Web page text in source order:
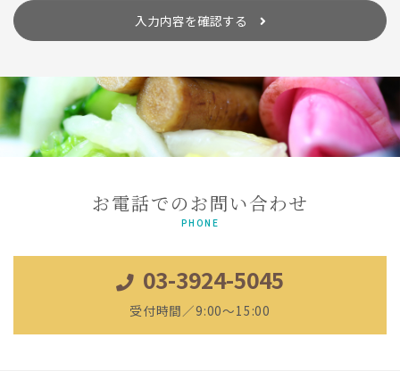
について定め、それに従います。
個人情報は、本人の同意を得た範囲内で利用、提供します。
当社が直接収集または外部から業務を受託する際に入手した個人情
報は、正確な状態に保ち、不正アクセス、紛失・破壊・改ざんおよ
び漏洩等を防止するための措置を講じます。
個人情報の処理を伴う業務を外部から受託する場合は、委託者が個
人情報を入手した際、本人の同意を得た上で、適法かつ公正な手段
によって収集したものであることを確認します。
当社は、個人情報の保護に関係する日本の法令及びその他の規範を
遵守し、本方針の継続的改善に努めます。
本人からのお問い合わせ
本人からの個人情報の取扱いに関するお問い合わせには、妥当な範
囲において、すみやかな対応に努めます。 このページの内容に関す
るご質問及びお客様がご自身の個人情報についてご確認されたい場
入力内容を確認する
お電話でのお問い合わせ
PHONE
03-3924-5045
受付時間／9:00～15:00